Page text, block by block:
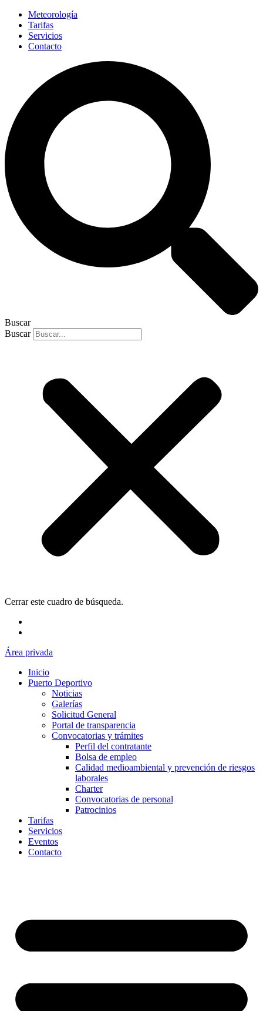
Meteorología
Tarifas
Servicios
Contacto
Buscar
Buscar
Cerrar este cuadro de búsqueda.
Área privada
Inicio
Puerto Deportivo
Noticias
Galerías
Solicitud General
Portal de transparencia
Convocatorias y trámites
Perfil del contratante
Bolsa de empleo
Calidad medioambiental y prevención de riesgos
laborales
Charter
Convocatorias de personal
Patrocinios
Tarifas
Servicios
Eventos
Contacto